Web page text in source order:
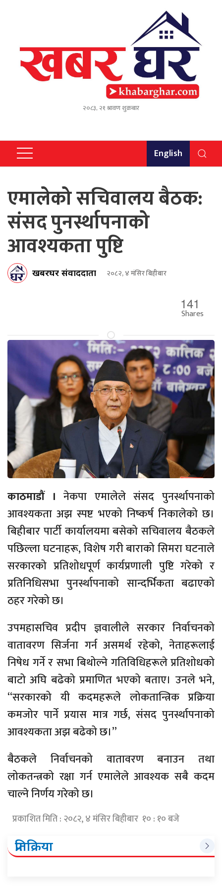
२०८३, २१ श्रावण शुक्रबार
English
एमालेको सचिवालय बैठक:
संसद पुनर्स्थापनाको
आवश्यकता पुष्टि
खबरघर संवाददाता २०८२, ४ मंसिर बिहीबार
141
Shares
काठमाडौं । नेकपा एमालेले संसद पुनर्स्थापनाको
आवश्यकता अझ स्पष्ट भएको निष्कर्ष निकालेको छ।
बिहीबार पार्टी कार्यालयमा बसेको सचिवालय बैठकले
पछिल्ला घटनाहरू, विशेष गरी बाराको सिमरा घटनाले
सरकारको प्रतिशोधपूर्ण कार्यप्रणाली पुष्टि गरेको र
प्रतिनिधिसभा पुनर्स्थापनाको सान्दर्भिकता बढाएको
ठहर गरेको छ।
उपमहासचिव प्रदीप ज्ञवालीले सरकार निर्वाचनको
वातावरण सिर्जना गर्न असमर्थ रहेको, नेताहरूलाई
निषेध गर्ने र सभा बिथोल्ने गतिविधिहरूले प्रतिशोधको
बाटो अघि बढेको प्रमाणित भएको बताए। उनले भने,
“सरकारको यी कदमहरूले लोकतान्त्रिक प्रक्रिया
कमजोर पार्ने प्रयास मात्र गर्छ, संसद पुनर्स्थापनाको
आवश्यकता अझ बढेको छ।”
बैठकले निर्वाचनको वातावरण बनाउन तथा
लोकतन्त्रको रक्षा गर्न एमालेले आवश्यक सबै कदम
चाल्ने निर्णय गरेको छ।
प्रकाशित मिति : २०८२, ४ मंसिर बिहीबार १० : १० बजे
प्रतिक्रिया